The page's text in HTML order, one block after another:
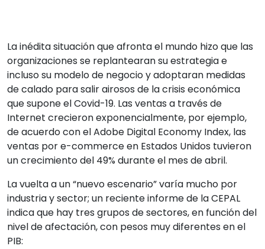
La inédita situación que afronta el mundo hizo que las
organizaciones se replantearan su estrategia e
incluso su modelo de negocio y adoptaran medidas
de calado para salir airosos de la crisis económica
que supone el Covid-19. Las ventas a través de
Internet crecieron exponencialmente, por ejemplo,
de acuerdo con el Adobe Digital Economy Index, las
ventas por e-commerce en Estados Unidos tuvieron
un crecimiento del 49% durante el mes de abril.
La vuelta a un “nuevo escenario” varía mucho por
industria y sector; un reciente informe de la CEPAL
indica que hay tres grupos de sectores, en función del
nivel de afectación, con pesos muy diferentes en el
PIB: